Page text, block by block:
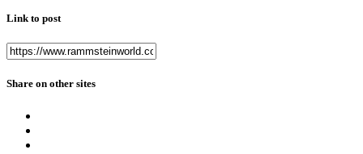
Link to post
Share on other sites